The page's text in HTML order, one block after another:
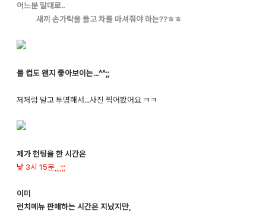
어느분 말대로..
새끼 손가락을 들고 차를 마셔줘야 하는??ㅎㅎ
물 컵도 왠지 좋아보이는...^^;;
저처럼 말고 투명해서...사진 찍어봤어요 ㅋㅋ
제가헌팅을 한 시간은
낮 3시 15분,,,;;;
이미
런치메뉴 판매하는 시간은 지났지만,